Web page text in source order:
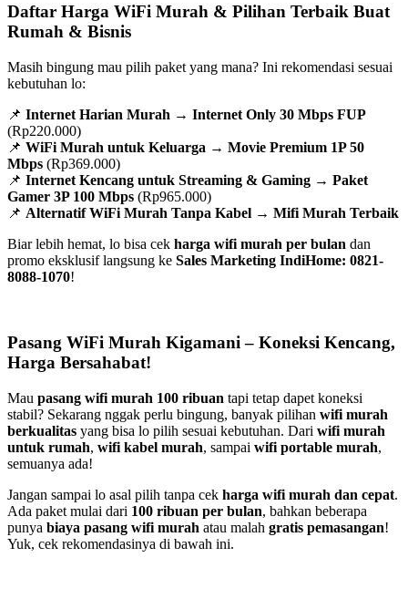
Daftar Harga WiFi Murah & Pilihan Terbaik Buat
Rumah & Bisnis
Masih bingung mau pilih paket yang mana? Ini rekomendasi sesuai
kebutuhan lo:
📌 Internet Harian Murah → Internet Only 30 Mbps FUP
(Rp220.000)
📌 WiFi Murah untuk Keluarga → Movie Premium 1P 50
Mbps (Rp369.000)
📌 Internet Kencang untuk Streaming & Gaming → Paket
Gamer 3P 100 Mbps (Rp965.000)
📌 Alternatif WiFi Murah Tanpa Kabel → Mifi Murah Terbaik
Biar lebih hemat, lo bisa cek harga wifi murah per bulan dan
promo eksklusif langsung ke Sales Marketing IndiHome: 0821-
8088-1070!
Pasang WiFi Murah Kigamani – Koneksi Kencang,
Harga Bersahabat!
Mau pasang wifi murah 100 ribuan tapi tetap dapet koneksi
stabil? Sekarang nggak perlu bingung, banyak pilihan wifi murah
berkualitas yang bisa lo pilih sesuai kebutuhan. Dari wifi murah
untuk rumah, wifi kabel murah, sampai wifi portable murah,
semuanya ada!
Jangan sampai lo asal pilih tanpa cek harga wifi murah dan cepat.
Ada paket mulai dari 100 ribuan per bulan, bahkan beberapa
punya biaya pasang wifi murah atau malah gratis pemasangan!
Yuk, cek rekomendasinya di bawah ini.